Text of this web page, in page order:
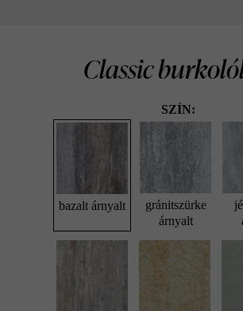
Classic
SZÍN:
bazalt árnyalt
gránitszürke
árnyalt